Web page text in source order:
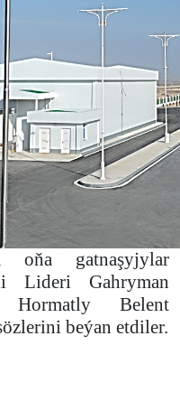
oňa gatnaşyjylar
Lideri Gahryman
Hormatly Belent
beýan etdiler.